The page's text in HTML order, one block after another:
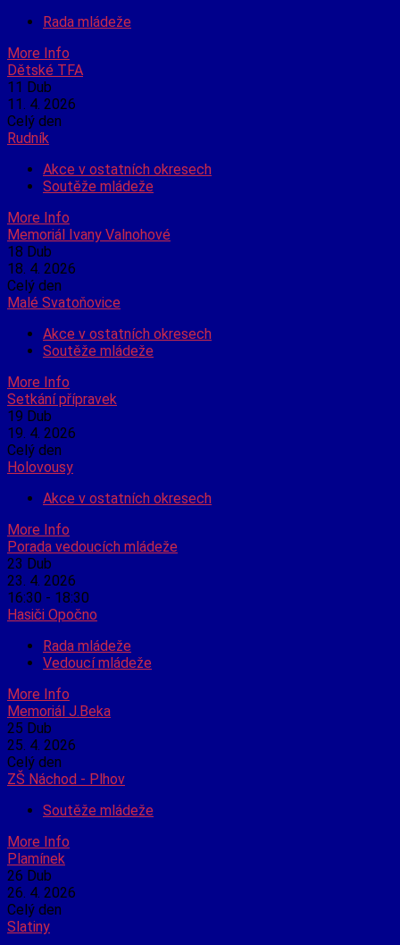
Rada mládeže
More Info
Dětské TFA
11 Dub
11. 4. 2026
Celý den
Rudník
Akce v ostatních okresech
Soutěže mládeže
More Info
Memoriál Ivany Valnohové
18 Dub
18. 4. 2026
Celý den
Malé Svatoňovice
Akce v ostatních okresech
Soutěže mládeže
More Info
Setkání přípravek
19 Dub
19. 4. 2026
Celý den
Holovousy
Akce v ostatních okresech
More Info
Porada vedoucích mládeže
23 Dub
23. 4. 2026
16:30 - 18:30
Hasiči Opočno
Rada mládeže
Vedoucí mládeže
More Info
Memoriál J.Beka
25 Dub
25. 4. 2026
Celý den
ZŠ Náchod - Plhov
Soutěže mládeže
More Info
Plamínek
26 Dub
26. 4. 2026
Celý den
Slatiny